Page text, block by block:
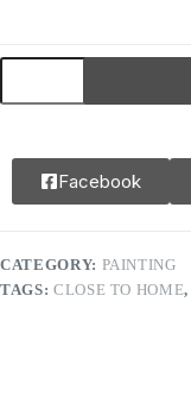
Facebook
CATEGORY: PAINTING
TAGS: CLOSE TO HOME,